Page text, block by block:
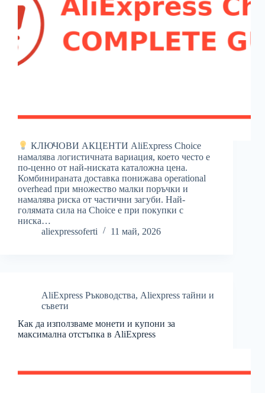
КЛЮЧОВИ АКЦЕНТИ AliExpress Choice
намалява логистичната вариация, което често е
по-ценно от най-ниската каталожна цена.
Комбинираната доставка понижава operational
overhead при множество малки поръчки и
намалява риска от частични загуби. Най-
голямата сила на Choice е при покупки с
ниска…
aliexpressoferti
11 май, 2026
AliExpress Ръководства, Aliexpress тайни и
съвети
Как да използваме монети и купони за
максимална отстъпка в AliExpress